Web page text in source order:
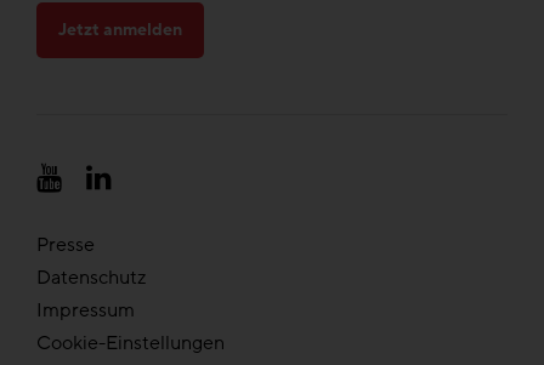
Jetzt anmelden
Presse
Datenschutz
Impressum
Cookie-Einstellungen